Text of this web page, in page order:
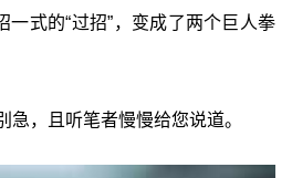
一式的“过招”，变成了两个巨人拳
急，且听笔者慢慢给您说道。